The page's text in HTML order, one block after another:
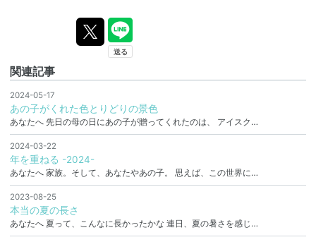
関連記事
2024-05-17
あの子がくれた色とりどりの景色
あなたへ 先日の母の日にあの子が贈ってくれたのは、 アイスク…
2024-03-22
年を重ねる -2024-
あなたへ 家族。そして、あなたやあの子。 思えば、この世界に…
2023-08-25
本当の夏の長さ
あなたへ 夏って、こんなに長かったかな 連日、夏の暑さを感じ…